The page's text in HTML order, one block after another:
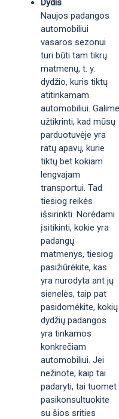
Dydis
Naujos padangos
automobiliui
vasaros sezonui
turi būti tam tikrų
matmenų, t. y.
dydžio, kuris tiktų
atitinkamam
automobiliui. Galime
užtikrinti, kad mūsų
parduotuvėje yra
ratų apavų, kurie
tiktų bet kokiam
lengvajam
transportui. Tad
tiesiog reikės
išsirinkti. Norėdami
įsitikinti, kokie yra
padangų
matmenys, tiesiog
pasižiūrėkite, kas
yra nurodyta ant jų
sienelės, taip pat
pasidomėkite, kokių
dydžių padangos
yra tinkamos
konkrečiam
automobiliui. Jei
nežinote, kaip tai
padaryti, tai tuomet
pasikonsultuokite
su šios srities